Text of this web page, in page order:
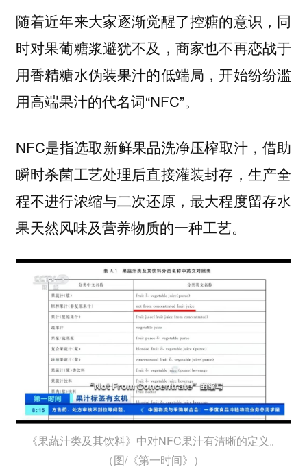
随着近年来大家逐渐觉醒了控糖的意识，同
时对果葡糖浆避犹不及，商家也不再恋战于
用香精糖水伪装果汁的低端局，开始纷纷滥
用高端果汁的代名词“NFC”。
NFC是指选取新鲜果品洗净压榨取汁，借助
瞬时杀菌工艺处理后直接灌装封存，生产全
程不进行浓缩与二次还原，最大程度留存水
果天然风味及营养物质的一种工艺。
《果蔬汁类及其饮料》中对NFC果汁有清晰的定义。
（图/《第一时间》）